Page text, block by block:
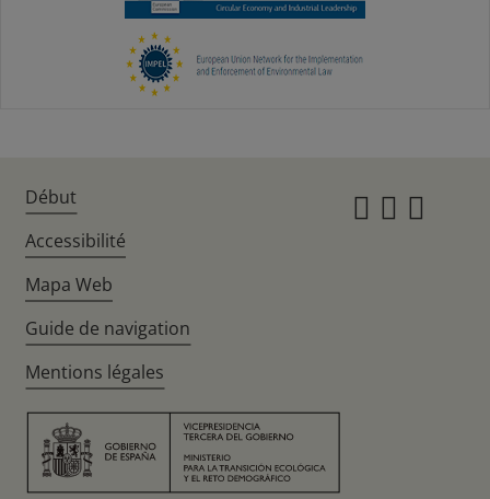
Début
Accessibilité
Mapa Web
Guide de navigation
Mentions légales